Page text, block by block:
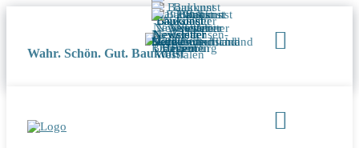
Wahr. Schön. Gut. Baukunst